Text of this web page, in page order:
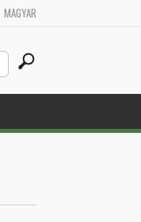
MAGYAR
Search
this
site